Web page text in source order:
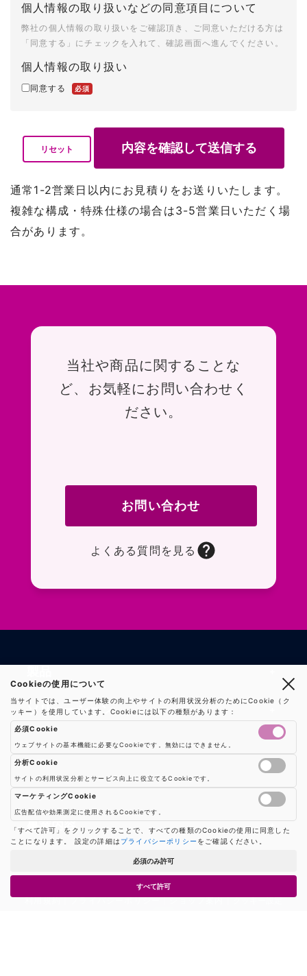
個人情報の取り扱いなどの同意項目について
弊社の個人情報の取り扱いをご確認頂き、ご同意いただける方は
「同意する」にチェックを入れて、確認画面へ進んでください。
個人情報の取り扱い
同意する 必須
リセット 内容を確認して送信する
通常1-2営業日以内にお見積りをお送りいたします。
複雑な構成・特殊仕様の場合は3-5営業日いただく場
合があります。
お問い合わせ
当社や商品に関することな
ど、お気軽にお問い合わせく
ださい。
お問い合わせ
よくある質問を見る
製品一覧
RFIDリーダー
RFIDチップ・モジュール
RFIDアンテナ
RFIDプリンター
RFIDタグ
ソリューション
RFIDソリューション
RFIDとセンサー
マシンビジョン
防爆製品
RFIDシールド
技術・サポート
技術記事一覧
活用事例
よくある質問
会社・サービス
会社概要
お知らせ
プレスリリース
お問い合わせ
事業内容
利用規約 | プライバシーポリシー | ショップ案内 | クッキー設定
Cookieの使用について
当サイトでは、ユーザー体験の向上やサイトの利用状況分析のためにCookie（ク
ッキー）を使用しています。Cookieには以下の種類があります：
必須Cookie
ウェブサイトの基本機能に必要なCookieです。無効にはできません。
分析Cookie
サイトの利用状況分析とサービス向上に役立てるCookieです。
Google AnalyticsやGoogle Tag Managerなどの分析ツールのCookieを制御しま
マーケティングCookie
広告配信や効果測定に使用されるCookieです。
広告配信や効果測定のためのCookieを制御します
「すべて許可」をクリックすることで、すべての種類のCookieの使用に同意した
ことになります。 設定の詳細は プライバシーポリシー をご確認ください。
必須のみ許可
すべて許可